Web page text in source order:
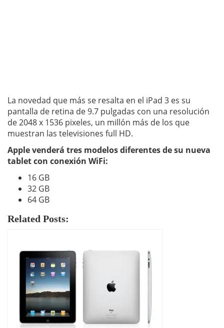
La novedad que más se resalta en el iPad 3 es su
pantalla de retina de 9.7 pulgadas con una resolución
de 2048 x 1536 pixeles, un millón más de los que
muestran las televisiones full HD.
Apple venderá tres modelos diferentes de su nueva
tablet con conexión WiFi:
16 GB
32 GB
64 GB
Related Posts: